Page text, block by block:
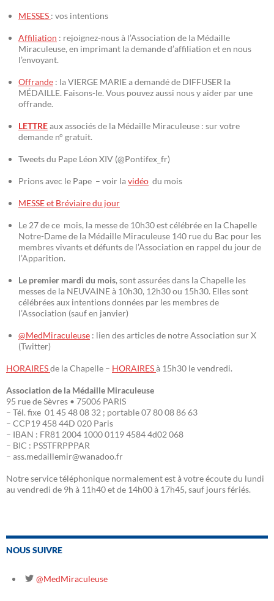
MESSES : vos intentions
Affiliation : rejoignez-nous à l’Association de la Médaille
Miraculeuse, en imprimant la demande d’affiliation et en nous
l’envoyant.
Offrande : la VIERGE MARIE a demandé de DIFFUSER la
MÉDAILLE. Faisons-le. Vous pouvez aussi nous y aider par une
offrande.
LETTREaux associés de la Médaille Miraculeuse : sur votre
demande n° gratuit.
Tweets du Pape Léon XIV (@Pontifex_fr)
Prions avec le Pape – voir lavidéo du mois
MESSE et Bréviaire du jour
Le 27 de ce mois, la messe de 10h30 est célébrée en la Chapelle
Notre-Dame de la Médaille Miraculeuse 140 rue du Bac pour les
membres vivants et défunts de l’Association en rappel du jour de
l’Apparition.
Le premier mardi du mois, sont assurées dans la Chapelle les
messes de la NEUVAINE à 10h30, 12h30 ou 15h30. Elles sont
célébrées aux intentions données par les membres de
l’Association (sauf en janvier)
@MedMiraculeuse : lien des articles de notre Association sur X
(Twitter)
HORAIRESde la Chapelle – HORAIRESà 15h30 le vendredi.
Association de la Médaille Miraculeuse
95 rue de Sèvres • 75006 PARIS
– Tél. fixe 01 45 48 08 32 ; portable 07 80 08 86 63
– CCP19 458 44D 020 Paris
– IBAN : FR81 2004 1000 0119 4584 4d02 068
– BIC : PSSTFRPPPAR
– ass.medaillemir@wanadoo.fr
Notre service téléphonique normalement est à votre écoute du lundi
au vendredi de 9h à 11h40 et de 14h00 à 17h45, sauf jours fériés.
NOUS SUIVRE
@MedMiraculeuse